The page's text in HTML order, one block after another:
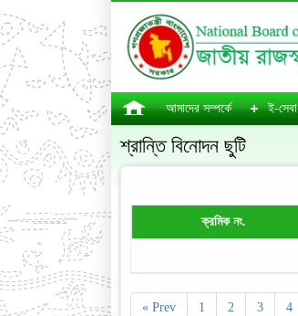
আমাদের সম্পর্কে ই-সেবা
শ্রান্তি বিনোদন ছুটি
ক্রমিক নং.
« Prev 1 2 3 4